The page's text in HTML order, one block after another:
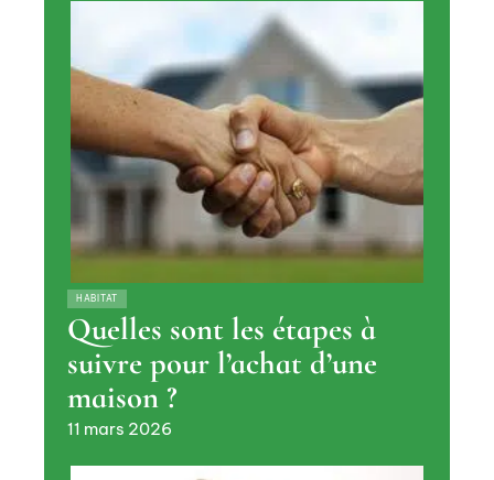
HABITAT
Quelles sont les étapes à
suivre pour l’achat d’une
maison ?
11 mars 2026